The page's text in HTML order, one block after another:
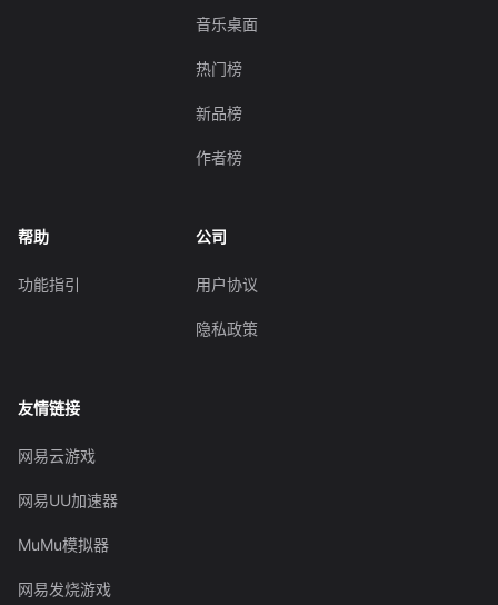
音乐桌面
热门榜
新品榜
作者榜
帮助
功能指引
公司
用户协议
隐私政策
友情链接
网易云游戏
网易UU加速器
MuMu模拟器
网易发烧游戏